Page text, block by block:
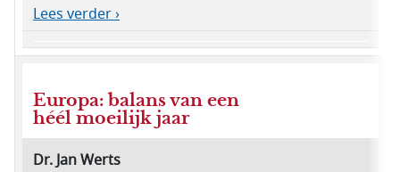
Lees verder ›
Europa: balans van een
héél moeilijk jaar
Dr. Jan Werts